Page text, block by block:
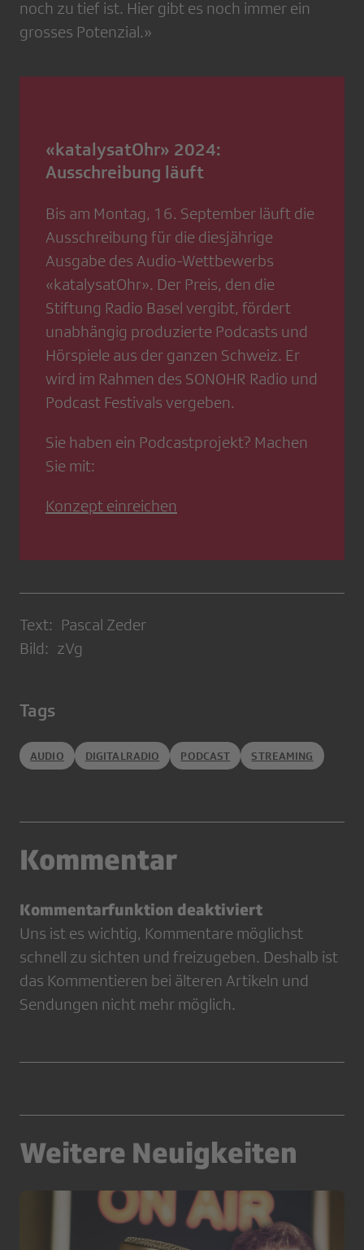
noch zu tief ist. Hier gibt es noch immer ein
grosses Potenzial.»
«katalysatOhr» 2024:
Ausschreibung läuft
Bis am Montag, 16. September läuft die
Ausschreibung für die diesjährige
Ausgabe des Audio-Wettbewerbs
«katalysatOhr». Der Preis, den die
Stiftung Radio Basel vergibt, fördert
unabhängig produzierte Podcasts und
Hörspiele aus der ganzen Schweiz. Er
wird im Rahmen des SONOHR Radio und
Podcast Festivals vergeben.
Sie haben ein Podcastprojekt? Machen
Sie mit:
Konzept einreichen
Text: Pascal Zeder
Bild: zVg
Tags
AUDIO DIGITALRADIO PODCAST STREAMING
Kommentar
Kommentarfunktion deaktiviert
Uns ist es wichtig, Kommentare möglichst
schnell zu sichten und freizugeben. Deshalb ist
das Kommentieren bei älteren Artikeln und
Sendungen nicht mehr möglich.
Weitere Neuigkeiten